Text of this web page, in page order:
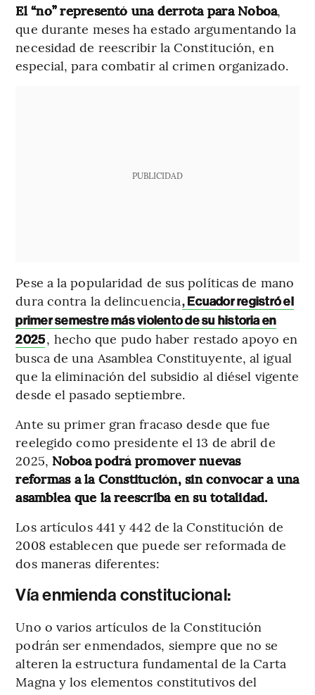
El “no” representó una derrota para Noboa,
que durante meses ha estado argumentando la
necesidad de reescribir la Constitución, en
especial, para combatir al crimen organizado.
PUBLICIDAD
Pese a la popularidad de sus políticas de mano
dura contra la delincuencia,Ecuador registró el
primer semestre más violento de su historia en
2025, hecho que pudo haber restado apoyo en
busca de una Asamblea Constituyente, al igual
que la eliminación del subsidio al diésel vigente
desde el pasado septiembre.
Ante su primer gran fracaso desde que fue
reelegido como presidente el 13 de abril de
2025, Noboa podrá promover nuevas
reformas a la Constitución, sin convocar a una
asamblea que la reescriba en su totalidad.
Los artículos 441 y 442 de la Constitución de
2008 establecen que puede ser reformada de
dos maneras diferentes:
Vía enmienda constitucional:
Uno o varios artículos de la Constitución
podrán ser enmendados, siempre que no se
alteren la estructura fundamental de la Carta
Magna y los elementos constitutivos del